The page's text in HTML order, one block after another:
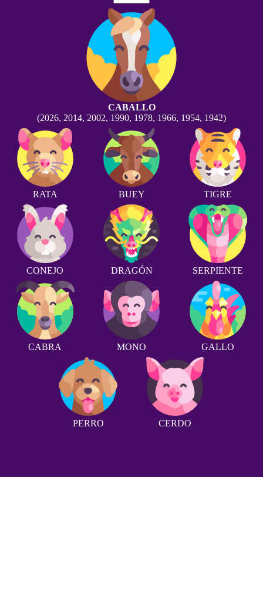
CABALLO
(2026, 2014, 2002, 1990, 1978, 1966, 1954, 1942)
RATA BUEY TIGRE
CONEJO DRAGÓN SERPIENTE
CABRA MONO GALLO
PERRO CERDO